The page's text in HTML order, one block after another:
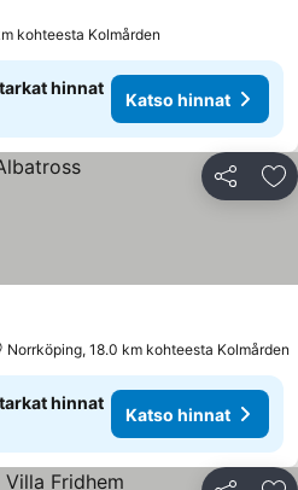
kohteesta Kolmården
hinnat
Katso hinnat
Jaa
Norrköping, 18.0 km kohteesta Kolmården
hinnat
Katso hinnat